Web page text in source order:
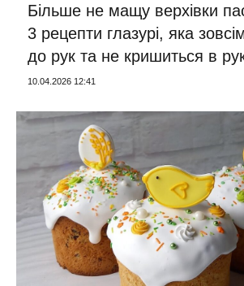
Більше не мащу верхівки
3 рецепти глазурі, яка
до рук та не кришиться в
10.04.2026 12:41